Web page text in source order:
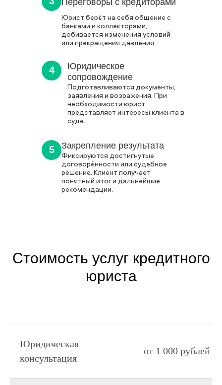
5 Закрепление результата
Фиксируются достигнутые
договорённости или судебное
решение. Клиент получает
понятный итог и дальнейшие
рекомендации.
Юридическое
сопровождение
Подготавливаются документы,
заявления и возражения. При
необходимости юрист
представляет интересы клиента в
суде.
4
Юрист берёт на себя общение с
банками и коллекторами,
добивается изменения условий
или прекращения давления.
Стоимость услуг кредитного
юриста
Юридическая
консультация
от 1 000 рублей